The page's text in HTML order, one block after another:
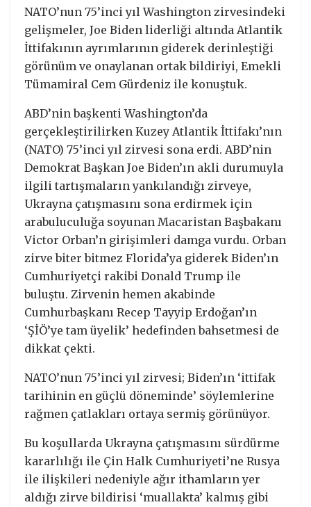
NATO’nun 75’inci yıl Washington zirvesindeki
gelişmeler, Joe Biden liderliği altında Atlantik
İttifakının ayrımlarının giderek derinleştiği
görünüm ve onaylanan ortak bildiriyi, Emekli
Tümamiral Cem Gürdeniz ile konuştuk.
ABD’nin başkenti Washington’da
gerçekleştirilirken Kuzey Atlantik İttifakı’nın
(NATO) 75’inci yıl zirvesi sona erdi. ABD’nin
Demokrat Başkan Joe Biden’ın akli durumuyla
ilgili tartışmaların yankılandığı zirveye,
Ukrayna çatışmasını sona erdirmek için
arabuluculuğa soyunan Macaristan Başbakanı
Victor Orban’n girişimleri damga vurdu. Orban
zirve biter bitmez Florida’ya giderek Biden’ın
Cumhuriyetçi rakibi Donald Trump ile
buluştu. Zirvenin hemen akabinde
Cumhurbaşkanı Recep Tayyip Erdoğan’ın
‘ŞİÖ’ye tam üyelik’ hedefinden bahsetmesi de
dikkat çekti.
NATO’nun 75’inci yıl zirvesi; Biden’ın ‘ittifak
tarihinin en güçlü döneminde’ söylemlerine
rağmen çatlakları ortaya sermiş görünüyor.
Bu koşullarda Ukrayna çatışmasını sürdürme
kararlılığı ile Çin Halk Cumhuriyeti’ne Rusya
ile ilişkileri nedeniyle ağır ithamların yer
aldığı zirve bildirisi ‘muallakta’ kalmış gibi